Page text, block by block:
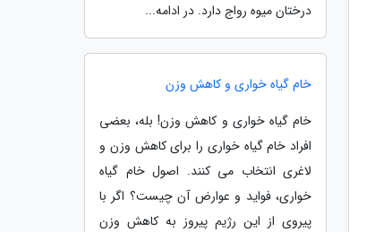
درختان میوه رواج دارد. در ادامه...
خام گیاه خواری و کاهش وزن
خام گیاه خواری و کاهش وزن! بله، بعضی
افراد خام گیاه خواری را برای کاهش وزن و
لاغری انتخاب می کنند. اصول خام گیاه
خواری، فواید و عوارض آن چیست؟ اگر با
پیروی از این رژیم پیروز به کاهش وزن